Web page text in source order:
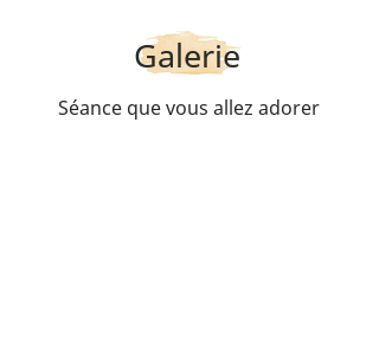
Galerie
Séance que vous allez adorer